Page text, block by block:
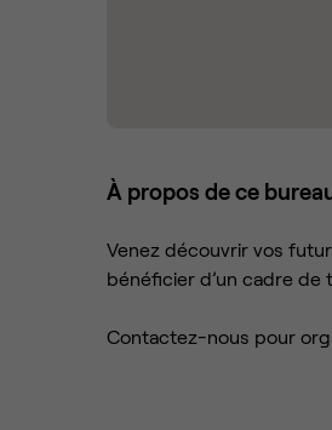
À propos de ce
Venez découvrir vos
bénéficier d’un cadre de
Contactez-nous pour